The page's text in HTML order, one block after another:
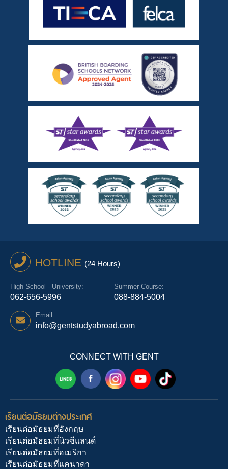
HOTLINE (24 Hours)
High School - University:
062-656-5996
Summer Course:
088-884-5004
Email:
info@gentstudyabroad.com
CONNECT WITH GENT
เรียนต่อมัธยมต่างประเทศ
เรียนต่อมัธยมที่อังกฤษ
เรียนต่อมัธยมที่นิวซีแลนด์
เรียนต่อมัธยมที่อเมริกา
เรียนต่อมัธยมที่แคนาดา